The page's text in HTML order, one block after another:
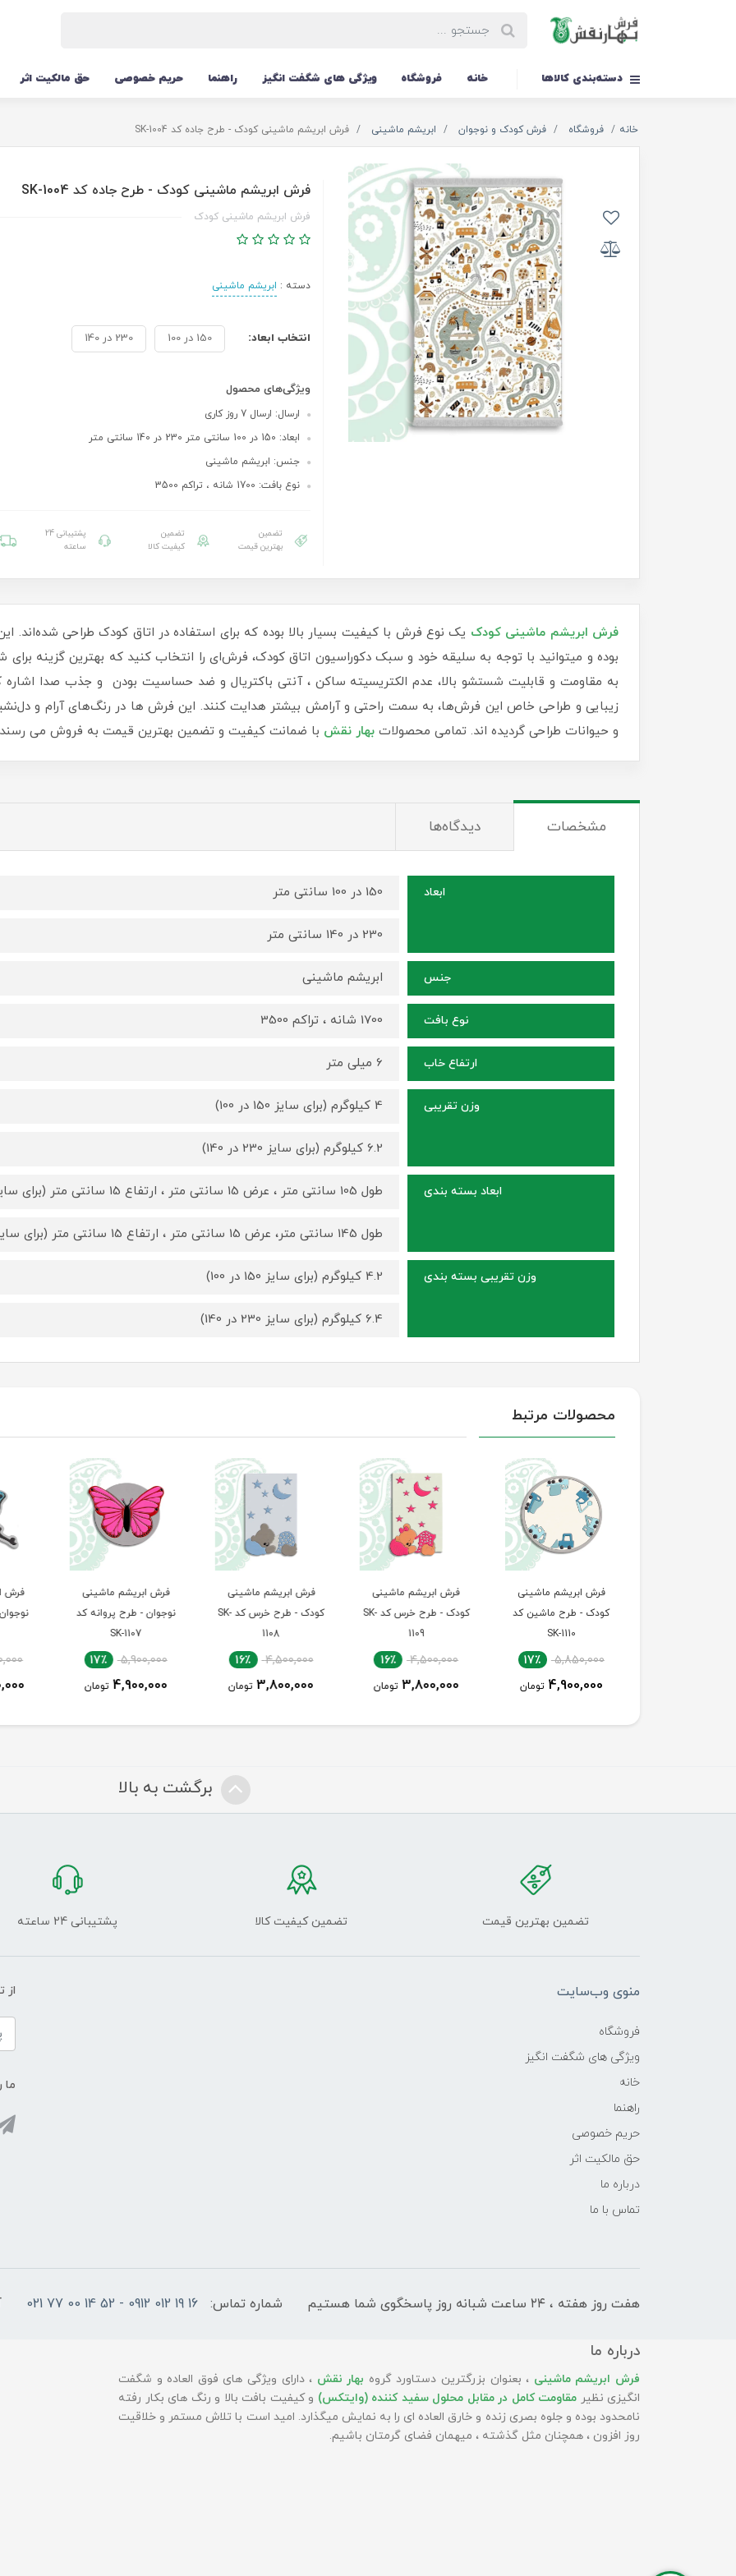
دسته‌بندی کالاها خانه فروشگاه ویژگی های شگفت انگیز راهنما حریم خصوصی حق مالکیت اثر
خانه فروشگاه فرش کودک و نوجوان ابریشم ماشینی فرش ابریشم ماشینی کودک - طرح جاده کد SK-1004
فرش ابریشم ماشینی کودک - طرح جاده کد SK-1004
فرش ابریشم ماشینی کودک
دسته : ابریشم ماشینی
انتخاب ابعاد: 150 در 100 230 در 140
ویژگی‌های محصول
ارسال: ارسال 7 روز کاری
ابعاد: 150 در 100 سانتی متر 230 در 140 سانتی متر
جنس: ابریشم ماشینی
نوع بافت: 1700 شانه ، تراکم 3500
تضمین
بهترین قیمت
تضمین
کیفیت کالا
پشتیبانی 24
ساعته
فرش‌ ابریشم ماشینی کودک یک نوع فرش با کیفیت بسیار بالا بوده که برای استفاده در اتاق کودک طراحی شده‌اند.
بوده و میتوانید با توجه به سلیقه خود و سبک دکوراسیون اتاق کودک، فرش‌ای را انتخاب کنید که بهترین گزینه
به مقاومت و قابلیت شستشو بالا، عدم الکتریسیته ساکن ، آنتی باکتریال و ضد حساسیت بودن و جذب صدا اشاره
زیبایی و طراحی خاص این فرش‌ها، به سمت راحتی و آرامش بیشتر هدایت کنند. این فرش ها در رنگ‌های آرام و
و حیوانات طراحی گردیده اند. تمامی محصولات بهار نقش با ضمانت کیفیت و تضمین بهترین قیمت به فروش می
مشخصات دیدگاه‌ها
ابعاد 150 در 100 سانتی متر
230 در 140 سانتی متر
جنس ابریشم ماشینی
نوع بافت 1700 شانه ، تراکم 3500
ارتفاع خاب 6 میلی متر
وزن تقریبی 4 کیلوگرم (برای سایز 150 در 100)
6.2 کیلوگرم (برای سایز 230 در 140)
ابعاد بسته بندی طول 105 سانتی متر ، عرض 15 سانتی متر ، ارتفاع 15 سانتی متر (برای سایز 150 در 100)
طول 145 سانتی متر، عرض 15 سانتی متر ، ارتفاع 15 سانتی متر (برای سایز 230 در 140)
وزن تقریبی بسته بندی 4.2 کیلوگرم (برای سایز 150 در 100)
6.4 کیلوگرم (برای سایز 230 در 140)
محصولات مرتبط
فرش ابریشم ماشینی
1109
4,500,000 16٪
3,800,000 تومان
فرش ابریشم ماشینی
کودک - طرح خرس کد SK-
1108
4,500,000 16٪
3,800,000 تومان
فرش ابریشم ماشینی
نوجوان - طرح پروانه کد
SK-1107
5,900,000 17٪
4,900,000 تومان
فرش ابریشم ماشینی
نوجوان - طرح ماهی کد
SK-1106
4,500,000 17٪
3,750,000 تومان
برگشت به بالا
تضمین بهترین قیمت تضمین کیفیت کالا پشتیبانی 24 ساعته
منوی وب‌سایت
فروشگاه
ویژگی های شگفت انگیز
خانه
راهنما
حریم خصوصی
حق مالکیت اثر
درباره ما
تماس با ما
از
ما
هفت روز هفته ، ۲۴ ساعت شبانه‌ روز پاسخگوی شما هستیم شماره تماس: 16 19 012 0912 - 52 14 00 77 021
درباره ما
فرش ابریشم ماشینی ، بعنوان بزرگترین دستاورد گروه بهار نقش ، دارای ویژگی های فوق العاده و شگفت
انگیزی نظیر مقاومت کامل در مقابل محلول سفید کننده (وایتکس) و کیفیت بافت بالا و رنگ های بکار رفته
نامحدود بوده و جلوه بصری زنده و خارق العاده ای را به نمایش میگذارد. امید است با تلاش مستمر و خلاقیت
روز افزون ، همچنان مثل گذشته ، میهمان فضای گرمتان باشیم.